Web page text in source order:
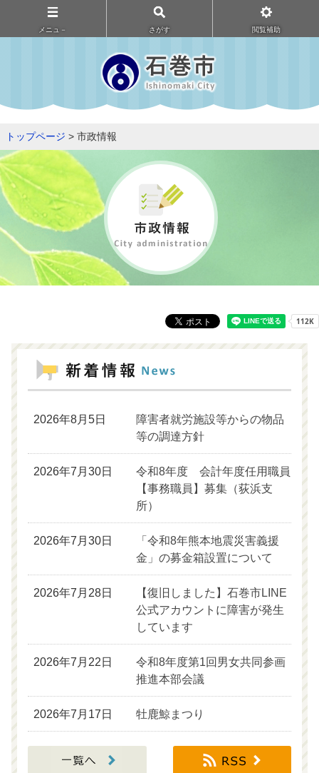
メニュ－ さがす 閲覧補助
トップページ > 市政情報
市
政
2026年8月5日
障害者就労施設等からの物品
等の調達方針
2026年7月30日
令和8年度 会計年度任用職員
【事務職員】募集（荻浜支
所）
2026年7月30日
「令和8年熊本地震災害義援
金」の募金箱設置について
2026年7月28日
【復旧しました】石巻市LINE
公式アカウントに障害が発生
しています
2026年7月22日
令和8年度第1回男女共同参画
推進本部会議
2026年7月17日 牡鹿鯨まつり